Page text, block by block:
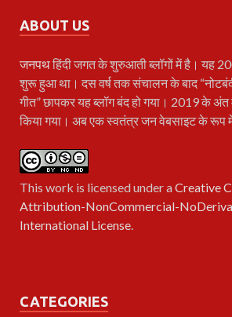
ABOUT US
जनपथहिंदी जगत के शुरुआती ब्लॉगों में है। यह
शुरू हुआ था। दस वर्ष तक संचालन के बाद
गीत” छापकर यह ब्लॉग बंद हो गया। 2019 के अंत
किया गया। अब एक स्वतंत्र जन वेबसाइट के रूप
This work is licensed under aCreative
Attribution-NonCommercial-
International License.
CATEGORIES